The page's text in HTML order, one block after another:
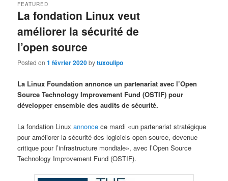
La fondation Linux veut
améliorer la sécurité de
l’open source
FEATURED
Posted on1 février 2020bytuxoulipo
La Linux Foundation annonce un partenariat avec l’Open
Source Technology Improvement Fund (OSTIF) pour
développer ensemble des audits de sécurité.
La fondation Linuxannonce ce mardi «un partenariat stratégique
pour améliorer la sécurité des logiciels open source, devenue
critique pour l’infrastructure mondiale», avec l’Open Source
Technology Improvement Fund (OSTIF).